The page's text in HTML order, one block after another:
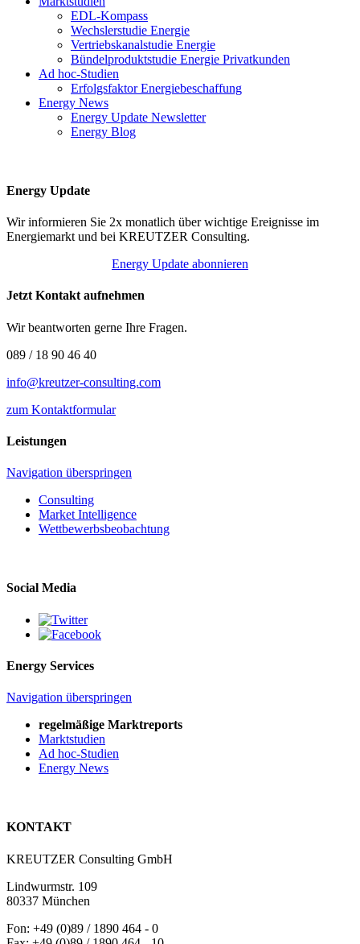
EDL-Kompass
Wechslerstudie Energie
Vertriebskanalstudie Energie
Bündelproduktstudie Energie Privatkunden
Ad hoc-Studien
Erfolgsfaktor Energiebeschaffung
Energy News
Energy Update Newsletter
Energy Blog
Energy Update
Wir informieren Sie 2x monatlich über wichtige Ereignisse im
Energiemarkt und bei KREUTZER Consulting.
Energy Update abonnieren
Jetzt Kontakt aufnehmen
Wir beantworten gerne Ihre Fragen.
089 / 18 90 46 40
info@kreutzer-consulting.com
zum Kontaktformular
Leistungen
Navigation überspringen
Consulting
Market Intelligence
Wettbewerbs­beobachtung
Social Media
Energy Services
Navigation überspringen
regelmäßige Marktreports
Marktstudien
Ad hoc-Studien
Energy News
KONTAKT
KREUTZER Consulting GmbH
Lindwurmstr. 109
80337 München
Fon: +49 (0)89 / 1890 464 - 0